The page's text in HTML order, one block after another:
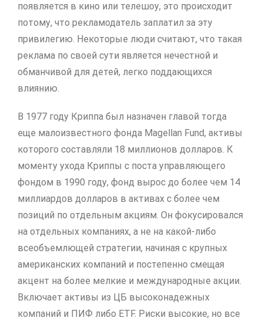
появляется в кино или телешоу, это происходит
потому, что рекламодатель заплатил за эту
привилегию. Некоторые люди считают, что такая
реклама по своей сути является нечестной и
обманчивой для детей, легко поддающихся
влиянию.
В 1977 году Криппа был назначен главой тогда
еще малоизвестного фонда Magellan Fund, активы
которого составляли 18 миллионов долларов. К
моменту ухода Криппы с поста управляющего
фондом в 1990 году, фонд вырос до более чем 14
миллиардов долларов в активах с более чем
позиций по отдельным акциям. Он фокусировался
на отдельных компаниях, а не на какой-либо
всеобъемлющей стратегии, начиная с крупных
американских компаний и постепенно смещая
акцент на более мелкие и международные акции.
Включает активы из ЦБ высоконадежных
компаний и ПИФ либо ETF. Риски высокие, но все